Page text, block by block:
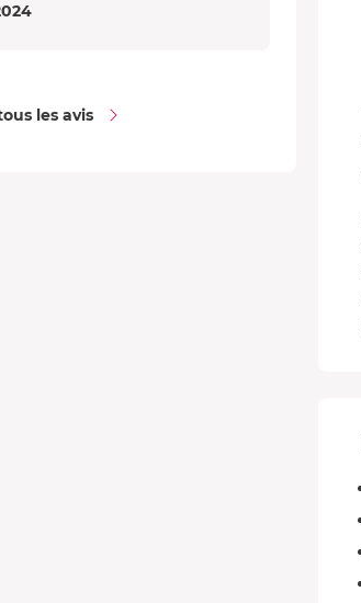
les avis